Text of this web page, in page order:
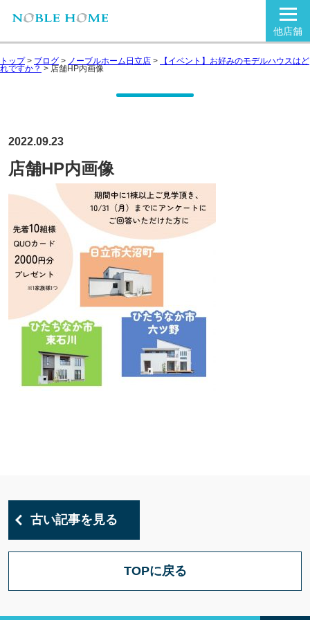
他店舗
トップ> ブログ > ノーブルホーム日立店 > 【イベント】お好みのモデルハウスはど
れですか？ > 店舗HP内画像
2022.09.23
店舗HP内画像
古い記事を見る
TOPに戻る